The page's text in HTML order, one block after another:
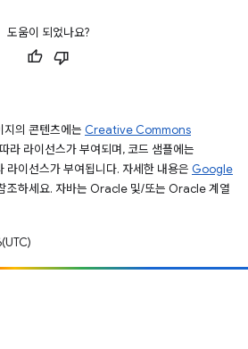
도움이 되었나요?
지의 콘텐츠에는 Creative Commons
라 라이선스가 부여되며, 코드 샘플에는
라이선스가 부여됩니다. 자세한 내용은 Google
조하세요. 자바는 Oracle 및/또는 Oracle 계열